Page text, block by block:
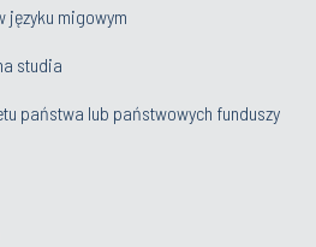
języku migowym
studia
państwa lub państwowych funduszy